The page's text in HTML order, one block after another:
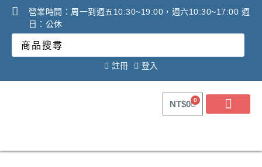
營業時間：周一到週五10:30~19:00，週六10:30~17:00 週
日：公休
註冊 登入
NT$0 0